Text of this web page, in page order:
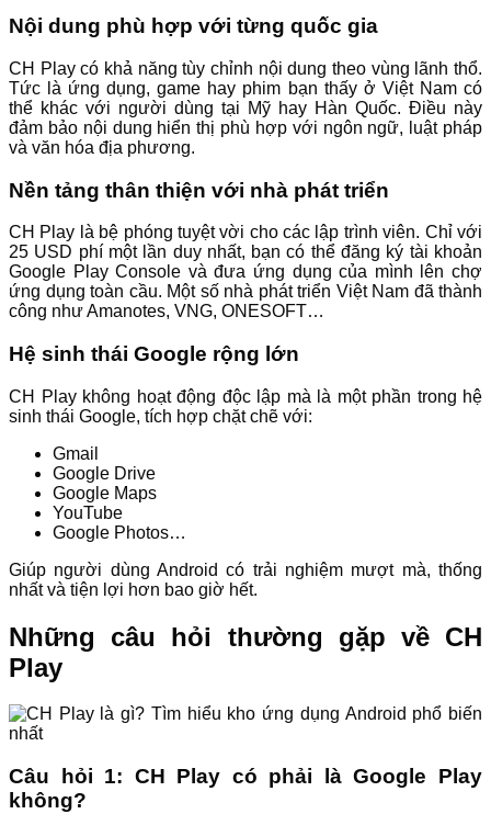
Nội dung phù hợp với từng quốc gia
CH Play có khả năng tùy chỉnh nội dung theo vùng lãnh thổ.
Tức là ứng dụng, game hay phim bạn thấy ở Việt Nam có
thể khác với người dùng tại Mỹ hay Hàn Quốc. Điều này
đảm bảo nội dung hiển thị phù hợp với ngôn ngữ, luật pháp
và văn hóa địa phương.
Nền tảng thân thiện với nhà phát triển
CH Play là bệ phóng tuyệt vời cho các lập trình viên. Chỉ với
25 USD phí một lần duy nhất, bạn có thể đăng ký tài khoản
Google Play Console và đưa ứng dụng của mình lên chợ
ứng dụng toàn cầu. Một số nhà phát triển Việt Nam đã thành
công như Amanotes, VNG, ONESOFT…
Hệ sinh thái Google rộng lớn
CH Play không hoạt động độc lập mà là một phần trong hệ
sinh thái Google, tích hợp chặt chẽ với:
Gmail
Google Drive
Google Maps
YouTube
Google Photos…
Giúp người dùng Android có trải nghiệm mượt mà, thống
nhất và tiện lợi hơn bao giờ hết.
Những câu hỏi thường gặp về CH
Play
Câu hỏi 1: CH Play có phải là Google Play
không?